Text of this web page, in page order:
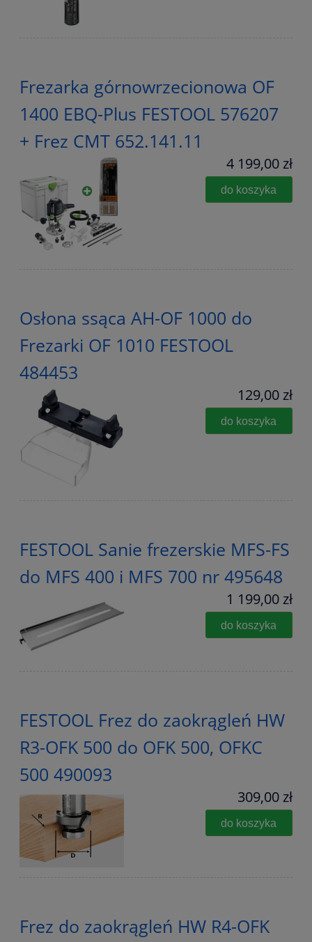
Frezarka górnowrzecionowa OF
1400 EBQ-Plus FESTOOL 576207
+ Frez CMT 652.141.11
4 199,00 zł
do koszyka
Osłona ssąca AH-OF 1000 do
Frezarki OF 1010 FESTOOL
484453
129,00 zł
do koszyka
FESTOOL Sanie frezerskie MFS-FS
do MFS 400 i MFS 700 nr 495648
1 199,00 zł
do koszyka
FESTOOL Frez do zaokrągleń HW
R3-OFK 500 do OFK 500, OFKC
500 490093
309,00 zł
do koszyka
Frez do zaokrągleń HW R4-OFK